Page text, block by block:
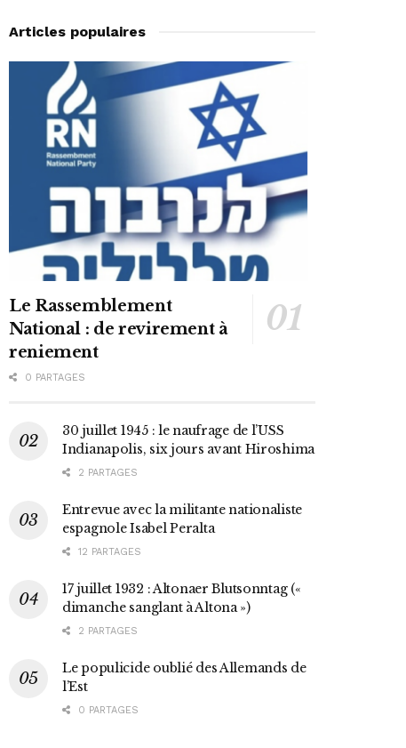
Articles populaires
Le Rassemblement
National : de revirement à
reniement
0 PARTAGES
30 juillet 1945 : le naufrage de l’USS
Indianapolis, six jours avant Hiroshima
2 PARTAGES
Entrevue avec la militante nationaliste
espagnole Isabel Peralta
12 PARTAGES
17 juillet 1932 : Altonaer Blutsonntag («
dimanche sanglant à Altona »)
2 PARTAGES
Le populicide oublié des Allemands de
l’Est
0 PARTAGES